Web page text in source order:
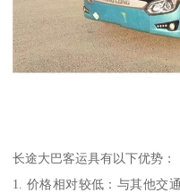
长途大巴客运具有以下优势：
1. 价格相对较低：与其他交